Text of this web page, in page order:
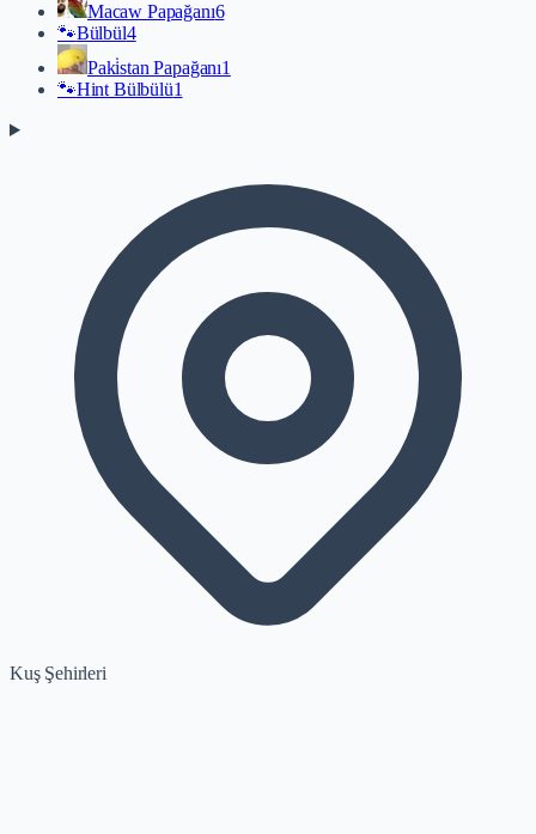
Macaw Papağanı6
🐾Bülbül4
Paki̇stan Papağanı1
🐾Hint Bülbülü1
Kuş Şehirleri